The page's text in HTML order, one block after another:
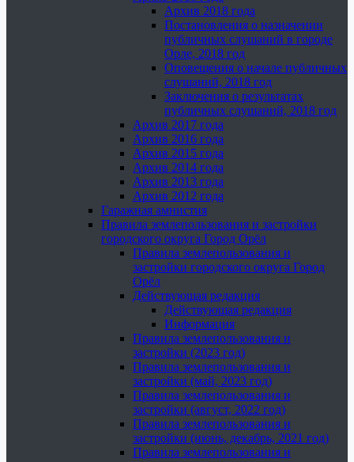
Архив 2018 года
Постановления о назначении
публичных слушаний в городе
Орле, 2018 год
Оповещения о начале публичных
слушаний, 2018 год
Заключения о результатах
публичных слушаний, 2018 год
Архив 2017 года
Архив 2016 года
Архив 2015 года
Архив 2014 года
Архив 2013 года
Архив 2012 года
Гаражная амнистия
Правила землепользования и застройки
городского округа Город Орёл
Правила землепользования и
застройки городского округа Город
Орёл
Действующая редакция
Действующая редакция
Информация
Правила землепользования и
застройки (2023 год)
Правила землепользования и
застройки (май, 2023 год)
Правила землепользования и
застройки (август, 2022 год)
Правила землепользования и
застройки (июнь, декабрь, 2021 год)
Правила землепользования и